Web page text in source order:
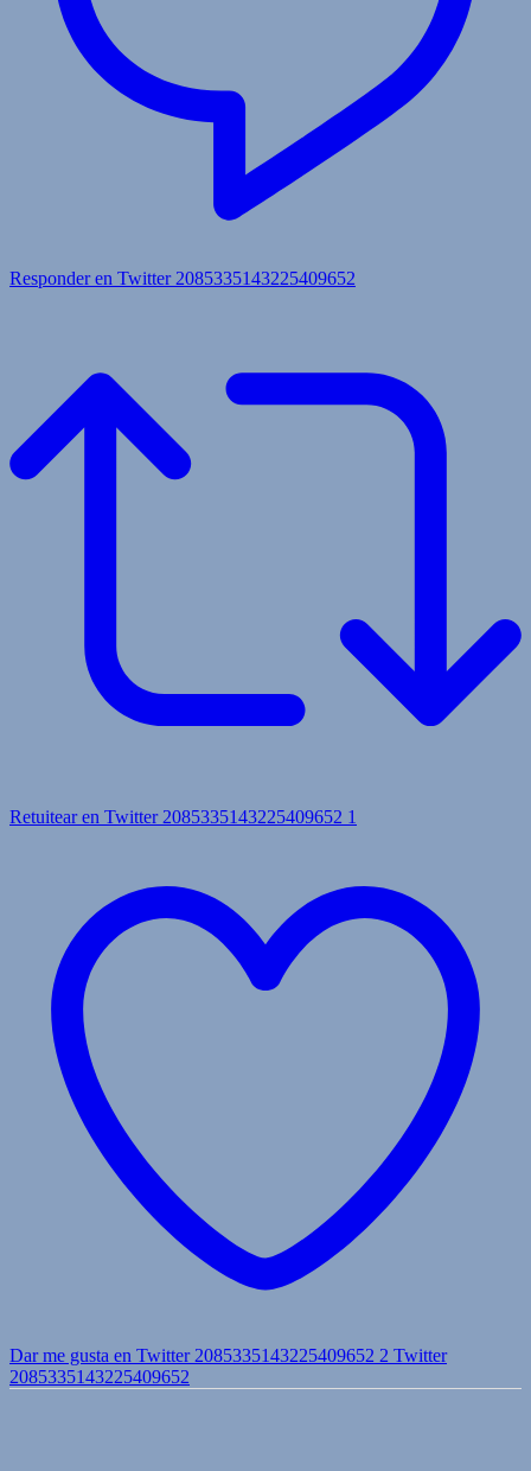
Responder en Twitter 2085335143225409652
Retuitear en Twitter 2085335143225409652 1
Dar me gusta en Twitter 2085335143225409652 2 Twitter
2085335143225409652